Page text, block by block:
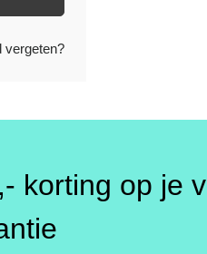
vergeten?
korting op je